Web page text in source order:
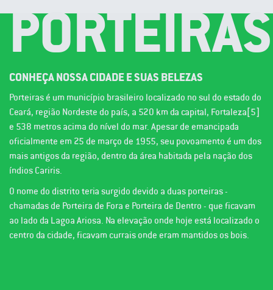
PORTEIRAS
CONHEÇA NOSSA CIDADE E SUAS BELEZAS
Porteiras é um município brasileiro localizado no sul do estado do
Ceará, região Nordeste do país, a 520 km da capital, Fortaleza[5]
e 538 metros acima do nível do mar. Apesar de emancipada
oficialmente em 25 de março de 1955, seu povoamento é um dos
mais antigos da região, dentro da área habitada pela nação dos
índios Cariris.
O nome do distrito teria surgido devido a duas porteiras -
chamadas de Porteira de Fora e Porteira de Dentro - que ficavam
ao lado da Lagoa Ariosa. Na elevação onde hoje está localizado o
centro da cidade, ficavam currais onde eram mantidos os bois.